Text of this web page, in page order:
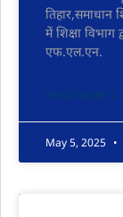
तिहार,समाधान
में शिक्षा विभाग
एफ.एल.एन.
READ MORE »
May 5, 2025